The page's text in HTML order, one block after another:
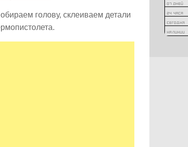
голову, склеиваем детали